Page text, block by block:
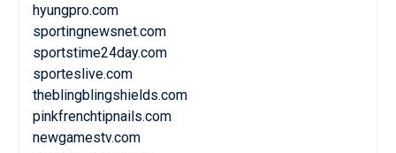
hyungpro.com
sportingnewsnet.com
sportstime24day.com
sporteslive.com
theblingblingshields.com
pinkfrenchtipnails.com
newgamestv.com